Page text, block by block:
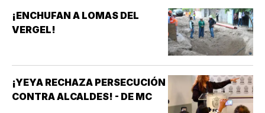
¡ENCHUFAN A LOMAS DEL
VERGEL!
¡YEYA RECHAZA PERSECUCIÓN
CONTRA ALCALDES! - DE MC